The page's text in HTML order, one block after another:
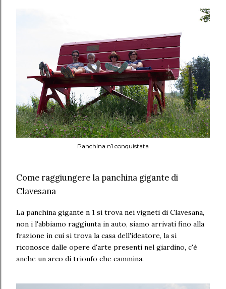
Panchina n1 conquistata
Come raggiungere la panchina gigante di
Clavesana
La panchina gigante n 1 si trova nei vigneti di Clavesana,
non i l'abbiamo raggiunta in auto, siamo arrivati fino alla
frazione in cui si trova la casa dell'ideatore, la si
riconosce dalle opere d'arte presenti nel giardino, c'è
anche un arco di trionfo che cammina.